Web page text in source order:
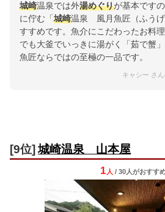
城崎温泉では外湯めぐりが基本です
に佇む「 城崎温泉 風月魚匠（ふう
すすめです。魚介にこだわったお料
でも大釜でいっきに湯がく「茹で蟹
魚匠ならではの至極の一品です。
キャシー さ
[9位] 城崎温泉 山本屋
1 人 / 30人がおすす